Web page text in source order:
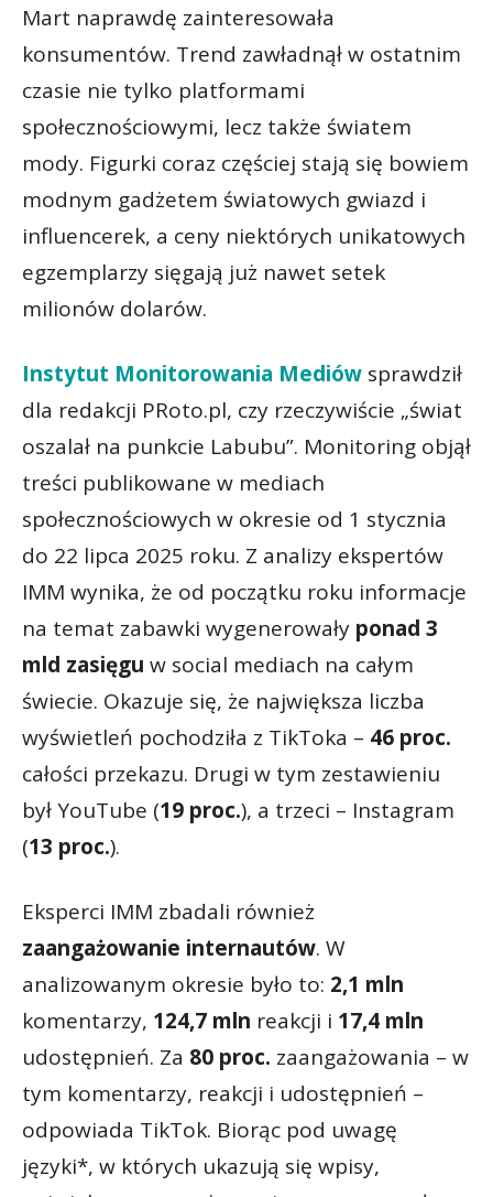
Mart naprawdę zainteresowała
konsumentów. Trend zawładnął w ostatnim
czasie nie tylko platformami
społecznościowymi, lecz także światem
mody. Figurki coraz częściej stają się bowiem
modnym gadżetem światowych gwiazd i
influencerek, a ceny niektórych unikatowych
egzemplarzy sięgają już nawet setek
milionów dolarów.
Instytut Monitorowania Mediów sprawdził
dla redakcji PRoto.pl, czy rzeczywiście „świat
oszalał na punkcie Labubu”. Monitoring objął
treści publikowane w mediach
społecznościowych w okresie od 1 stycznia
do 22 lipca 2025 roku. Z analizy ekspertów
IMM wynika, że od początku roku informacje
na temat zabawki wygenerowały ponad 3
mld zasięgu w social mediach na całym
świecie. Okazuje się, że największa liczba
wyświetleń pochodziła z TikToka – 46 proc.
całości przekazu. Drugi w tym zestawieniu
był YouTube (19 proc.), a trzeci – Instagram
(13 proc.).
Eksperci IMM zbadali również
zaangażowanie internautów. W
analizowanym okresie było to: 2,1 mln
komentarzy, 124,7 mln reakcji i 17,4 mln
udostępnień. Za 80 proc. zaangażowania – w
tym komentarzy, reakcji i udostępnień –
odpowiada TikTok. Biorąc pod uwagę
języki*, w których ukazują się wpisy,